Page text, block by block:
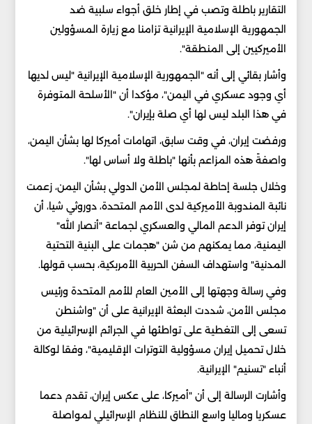
التقارير باطلة وتصب في إطار خلق أجواء سلبية ضد
الجمهورية الإسلامية الإيرانية تزامنا مع زيارة المسؤولين
الأميركيين إلى المنطقة".
وأشار بقائي إلى أنه "الجمهورية الإسلامية الإيرانية "ليس لديها
أي وجود عسكري في اليمن"، مؤكدا أن "الأسلحة المتوفرة
في هذا البلد ليس لها أي صلة بإيران".
ورفضت إيران، في وقت سابق، اتهامات أميركا لها بشأن اليمن،
واصفةً هذه المزاعم بأنها "باطلة ولا أساس لها".
وخلال جلسة إحاطة لمجلس الأمن الدولي بشأن اليمن، زعمت
نائبة المندوبة الأميركية لدى الأمم المتحدة، دوروثي شيا، أن
إيران توفر الدعم المالي والعسكري لجماعة "أنصار الله"
اليمنية، مما يمكنهم من شن "هجمات على البنية التحتية
المدنية" واستهداف السفن الحربية الأمربكية، بحسب قولها.
وفي رسالة وجهتها إلى الأمين العام للأمم المتحدة ورئيس
مجلس الأمن، شددت البعثة الإيرانية على أن "واشنطن
تسعى إلى التغطية على تواطئها في الجرائم الإسرائيلية من
خلال تحميل إيران مسؤولية التوترات الإقليمية"، وفقا لوكالة
أنباء "تسنيم" الإيرانية.
وأشارت الرسالة إلى أن "أميركا، على عكس إيران، تقدم دعما
عسكريا وماليا واسع النطاق للنظام الإسرائيلي لمواصلة